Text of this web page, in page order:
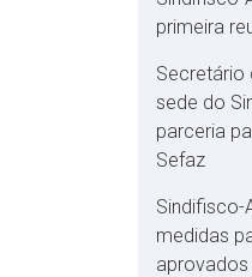
primeira
Secretário
sede do
parceria
Sefaz
Sindifisco-
medidas